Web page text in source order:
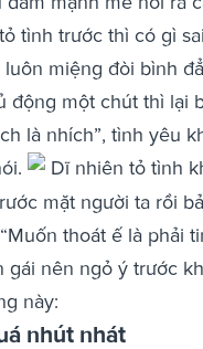
tình trước thì có gì
luôn miệng đòi bình
động một chút thì lại
là nhích”, tình yêu
Dĩ nhiên tỏ tình
mặt người ta rồi
thoát ế là phải
gái nên ngỏ ý trước
này:
nhút nhát